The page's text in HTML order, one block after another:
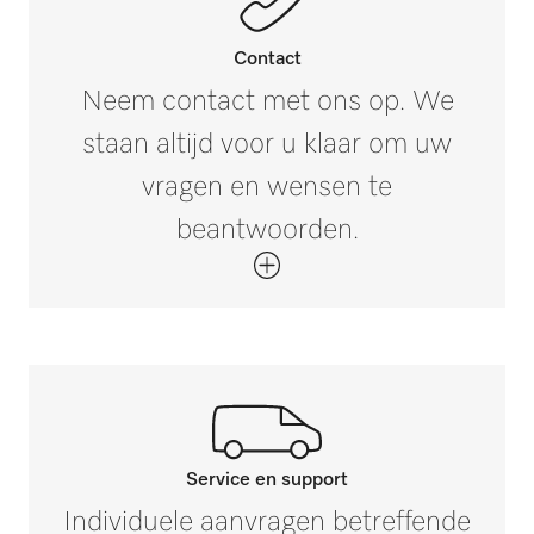
Contact
Neem contact met ons op. We
staan altijd voor u klaar om uw
vragen en wensen te
beantwoorden.
Neem contact op met onze
Service en support
Individuele aanvragen betreffende